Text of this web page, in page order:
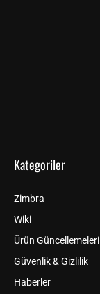
Kategoriler
Zimbra
Wiki
Ürün Güncellemeleri
Güvenlik & Gizlilik
Haberler